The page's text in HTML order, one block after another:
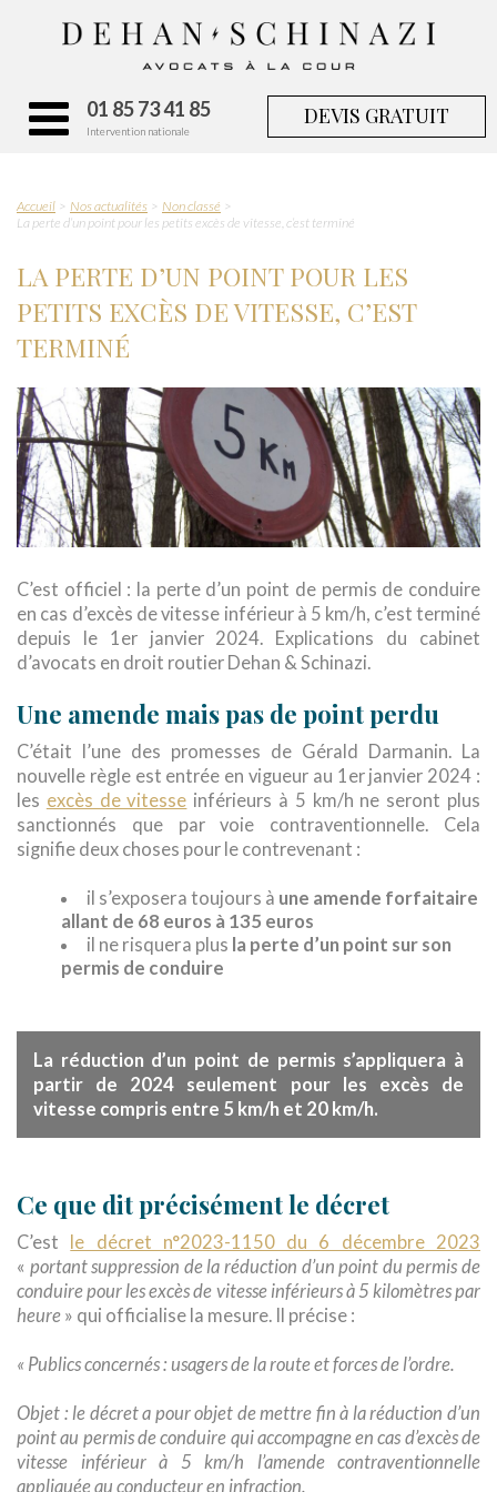
01 85 73 41 85
Intervention nationale
DEVIS GRATUIT
Accueil Nos actualités
Non classé
La perte d’un point pour les petits excès de vitesse, c’est terminé
LA PERTE D’UN POINT POUR LES
PETITS EXCÈS DE VITESSE, C’EST
TERMINÉ
C’est officiel : la perte d’un point de permis de conduire
en cas d’excès de vitesse inférieur à 5 km/h, c’est terminé
depuis le 1er janvier 2024. Explications du cabinet
d’avocats en droit routier Dehan & Schinazi.
Une amende mais pas de point perdu
C’était l’une des promesses de Gérald Darmanin. La
nouvelle règle est entrée en vigueur au 1er janvier 2024 :
les excès de vitesse inférieurs à 5 km/h ne seront plus
sanctionnés que par voie contraventionnelle. Cela
signifie deux choses pour le contrevenant :
il s’exposera toujours à une amende forfaitaire
allant de 68 euros à 135 euros
il ne risquera plus la perte d’un point sur son
permis de conduire
La réduction d’un point de permis s’appliquera à
partir de 2024 seulement pour les excès de
vitesse compris entre 5 km/h et 20 km/h.
Ce que dit précisément le décret
C’est le décret n°2023-1150 du 6 décembre 2023
« portant suppression de la réduction d’un point du permis de
conduire pour les excès de vitesse inférieurs à 5 kilomètres par
heure » qui officialise la mesure. Il précise :
« Publics concernés : usagers de la route et forces de l’ordre.
Objet : le décret a pour objet de mettre fin à la réduction d’un
point au permis de conduire qui accompagne en cas d’excès de
vitesse inférieur à 5 km/h l’amende contraventionnelle
appliquée au conducteur en infraction.